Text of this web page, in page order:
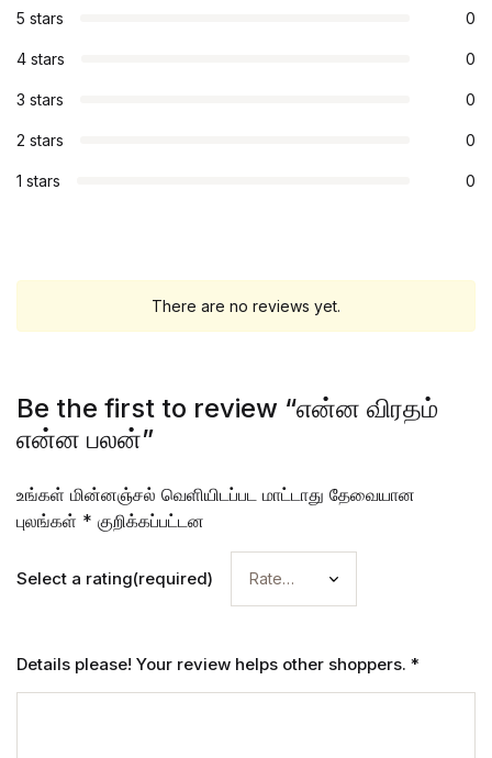
5 stars 0
4 stars 0
3 stars 0
2 stars 0
1 stars 0
There are no reviews yet.
Be the first to review “என்ன விரதம்
என்ன பலன்”
உங்கள் மின்னஞ்சல் வெளியிடப்பட மாட்டாது தேவையான
புலங்கள் * குறிக்கப்பட்டன
Select a rating(required)
Details please! Your review helps other shoppers. *